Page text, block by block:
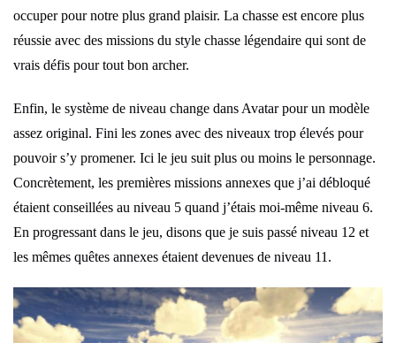
occuper pour notre plus grand plaisir. La chasse est encore plus
réussie avec des missions du style chasse légendaire qui sont de
vrais défis pour tout bon archer.
Enfin, le système de niveau change dans Avatar pour un modèle
assez original. Fini les zones avec des niveaux trop élevés pour
pouvoir s’y promener. Ici le jeu suit plus ou moins le personnage.
Concrètement, les premières missions annexes que j’ai débloqué
étaient conseillées au niveau 5 quand j’étais moi-même niveau 6.
En progressant dans le jeu, disons que je suis passé niveau 12 et
les mêmes quêtes annexes étaient devenues de niveau 11.